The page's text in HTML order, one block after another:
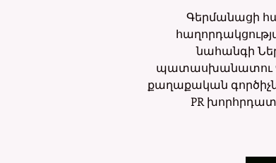
Գերմանացի
նահանգի
պատասխանատու
քաղաքական
PR